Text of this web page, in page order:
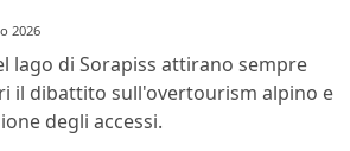
2026
lago di Sorapiss attirano sempre
il dibattito sull'overtourism alpino e
degli accessi.